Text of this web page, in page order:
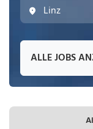
Linz
ALLE JOBS